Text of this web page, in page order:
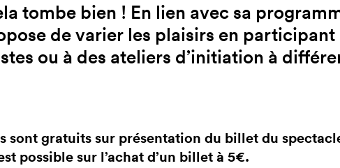
tombe bien ! En lien avec sa
de varier les plaisirs en participant
ou à des ateliers d’initiation à
sont gratuits sur présentation du billet du
possible sur l’achat d’un billet à 5€.